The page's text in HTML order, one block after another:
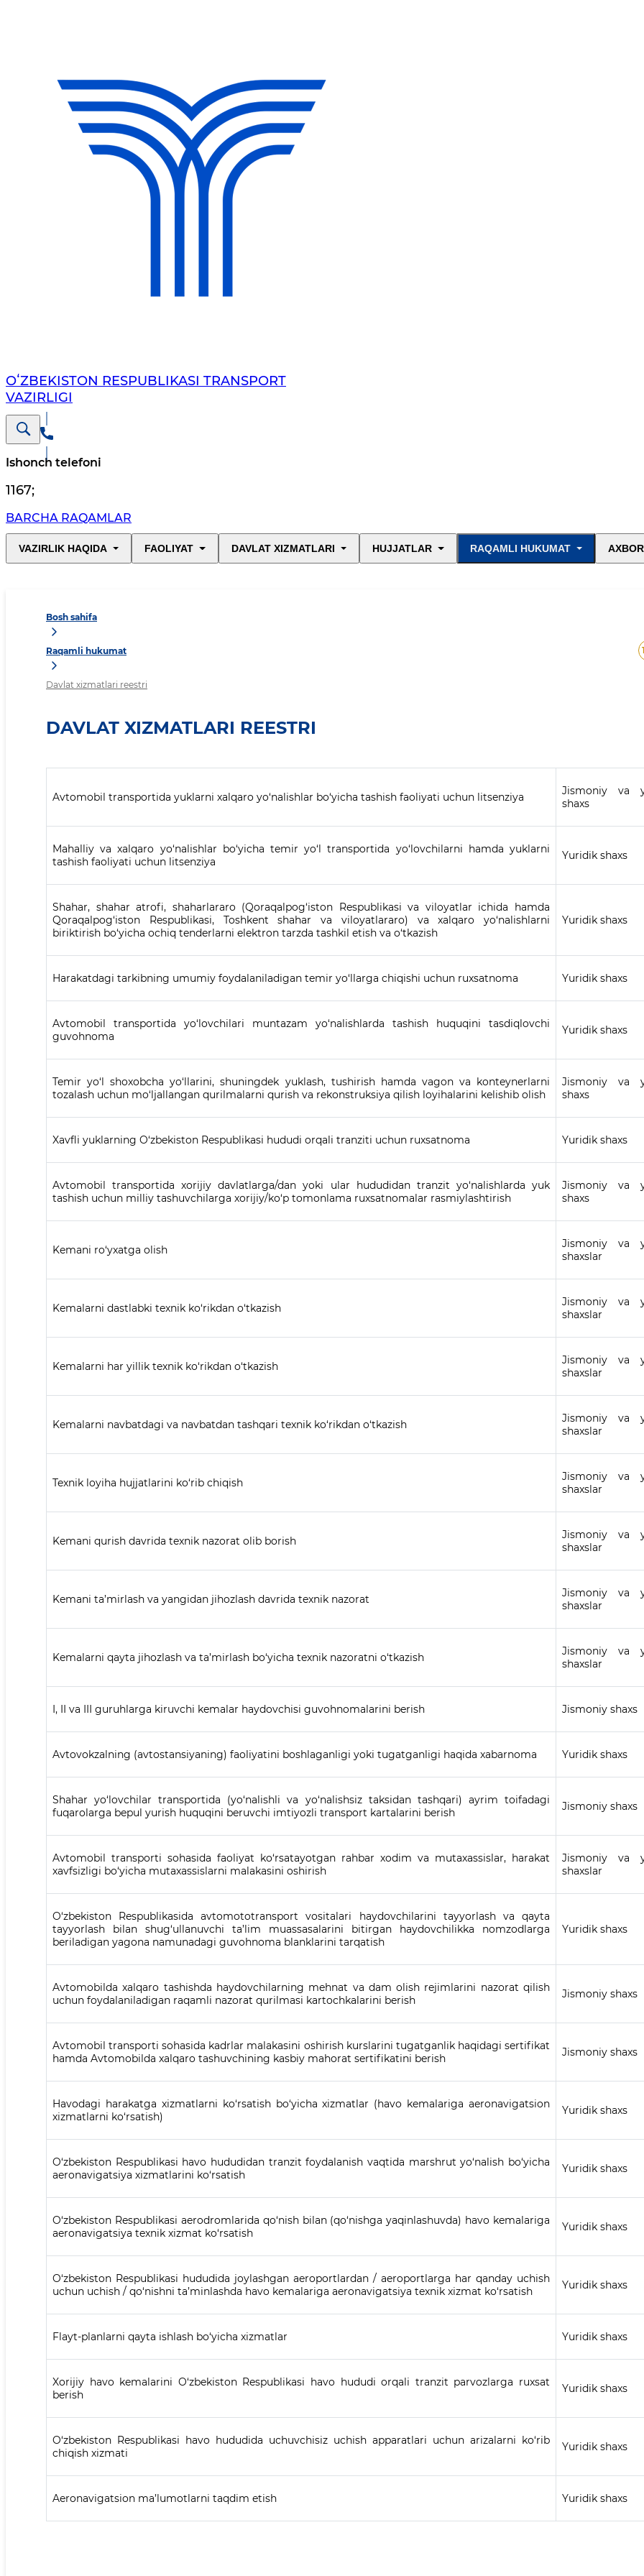
OʻZBEKISTON RESPUBLIKASI TRANSPORT
VAZIRLIGI
Ishonch telefoni
1167;
BARCHA RAQAMLAR
VAZIRLIK HAQIDA FAOLIYAT DAVLAT XIZMATLARI HUJJATLAR RAQAMLI HUKUMAT
Bosh sahifa
Raqamli hukumat
Davlat xizmatlari reestri
DAVLAT XIZMATLARI REESTRI
Avtomobil transportida yuklarni xalqaro yo‘nalishlar bo‘yicha tashish faoliyati uchun litsenziya
Jismoniy va
shaxs
Mahalliy va xalqaro yo‘nalishlar bo‘yicha temir yo‘l transportida yo‘lovchilarni hamda yuklarni
tashish faoliyati uchun litsenziya
Yuridik shaxs
Shahar, shahar atrofi, shaharlararo (Qoraqalpog‘iston Respublikasi va viloyatlar ichida hamda
Qoraqalpog‘iston Respublikasi, Toshkent shahar va viloyatlararo) va xalqaro yo‘nalishlarni
biriktirish bo‘yicha ochiq tenderlarni elektron tarzda tashkil etish va o‘tkazish
Yuridik shaxs
Harakatdagi tarkibning umumiy foydalaniladigan temir yo‘llarga chiqishi uchun ruxsatnoma Yuridik shaxs
Avtomobil transportida yo‘lovchilari muntazam yo‘nalishlarda tashish huquqini tasdiqlovchi
guvohnoma
Yuridik shaxs
Temir yo‘l shoxobcha yo‘llarini, shuningdek yuklash, tushirish hamda vagon va konteynerlarni
tozalash uchun mo‘ljallangan qurilmalarni qurish va rekonstruksiya qilish loyihalarini kelishib olish
Jismoniy va
shaxs
Xavfli yuklarning O‘zbekiston Respublikasi hududi orqali tranziti uchun ruxsatnoma Yuridik shaxs
Avtomobil transportida xorijiy davlatlarga/dan yoki ular hududidan tranzit yo‘nalishlarda yuk
tashish uchun milliy tashuvchilarga xorijiy/ko‘p tomonlama ruxsatnomalar rasmiylashtirish
Jismoniy va
shaxs
Kemani ro‘yxatga olish
Jismoniy va
shaxslar
Kemalarni dastlabki texnik ko‘rikdan o‘tkazish
Jismoniy va
shaxslar
Kemalarni har yillik texnik ko‘rikdan o‘tkazish
Jismoniy va
shaxslar
Kemalarni navbatdagi va navbatdan tashqari texnik ko‘rikdan o‘tkazish
Jismoniy va
shaxslar
Texnik loyiha hujjatlarini ko‘rib chiqish
Jismoniy va
shaxslar
Kemani qurish davrida texnik nazorat olib borish
Jismoniy va
shaxslar
Kemani ta’mirlash va yangidan jihozlash davrida texnik nazorat
Jismoniy va
shaxslar
Kemalarni qayta jihozlash va ta’mirlash bo‘yicha texnik nazoratni o‘tkazish
Jismoniy va
shaxslar
I, II va III guruhlarga kiruvchi kemalar haydovchisi guvohnomalarini berish Jismoniy shaxs
Avtovokzalning (avtostansiyaning) faoliyatini boshlaganligi yoki tugatganligi haqida xabarnoma Yuridik shaxs
Shahar yo‘lovchilar transportida (yo‘nalishli va yo‘nalishsiz taksidan tashqari) ayrim toifadagi
fuqarolarga bepul yurish huquqini beruvchi imtiyozli transport kartalarini berish
Jismoniy shaxs
Avtomobil transporti sohasida faoliyat ko‘rsatayotgan rahbar xodim va mutaxassislar, harakat
xavfsizligi bo‘yicha mutaxassislarni malakasini oshirish
Jismoniy va
shaxslar
O‘zbekiston Respublikasida avtomototransport vositalari haydovchilarini tayyorlash va qayta
tayyorlash bilan shug‘ullanuvchi ta’lim muassasalarini bitirgan haydovchilikka nomzodlarga
beriladigan yagona namunadagi guvohnoma blanklarini tarqatish
Yuridik shaxs
Avtomobilda xalqaro tashishda haydovchilarning mehnat va dam olish rejimlarini nazorat qilish
uchun foydalaniladigan raqamli nazorat qurilmasi kartochkalarini berish
Jismoniy shaxs
Avtomobil transporti sohasida kadrlar malakasini oshirish kurslarini tugatganlik haqidagi sertifikat
hamda Avtomobilda xalqaro tashuvchining kasbiy mahorat sertifikatini berish
Jismoniy shaxs
Havodagi harakatga xizmatlarni ko‘rsatish bo‘yicha xizmatlar (havo kemalariga aeronavigatsion
xizmatlarni ko‘rsatish)
Yuridik shaxs
O‘zbekiston Respublikasi havo hududidan tranzit foydalanish vaqtida marshrut yo‘nalish bo‘yicha
aeronavigatsiya xizmatlarini ko‘rsatish
Yuridik shaxs
O‘zbekiston Respublikasi aerodromlarida qo‘nish bilan (qo‘nishga yaqinlashuvda) havo kemalariga
aeronavigatsiya texnik xizmat ko‘rsatish
Yuridik shaxs
O‘zbekiston Respublikasi hududida joylashgan aeroportlardan / aeroportlarga har qanday uchish
uchun uchish / qo‘nishni ta’minlashda havo kemalariga aeronavigatsiya texnik xizmat ko‘rsatish
Yuridik shaxs
Flayt-planlarni qayta ishlash bo‘yicha xizmatlar Yuridik shaxs
Xorijiy havo kemalarini O‘zbekiston Respublikasi havo hududi orqali tranzit parvozlarga ruxsat
berish
Yuridik shaxs
O‘zbekiston Respublikasi havo hududida uchuvchisiz uchish apparatlari uchun arizalarni ko‘rib
chiqish xizmati
Yuridik shaxs
Aeronavigatsion ma’lumotlarni taqdim etish Yuridik shaxs